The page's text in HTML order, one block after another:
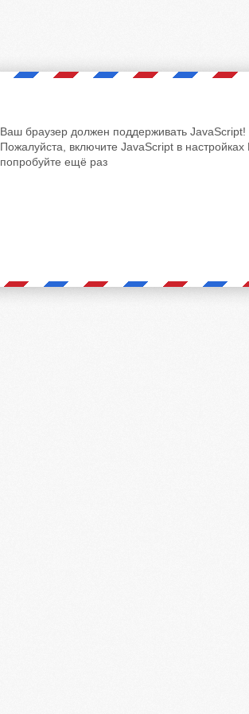
Ваш браузер должен поддерживать JavaScript!
Пожалуйста, включите JavaScript в
попробуйте ещё раз